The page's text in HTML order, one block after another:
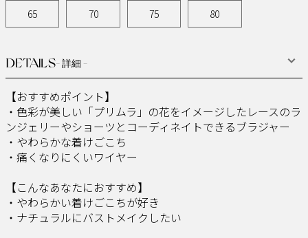
DETAILS- 詳細 -
【おすすめポイント】
・色彩が美しい「プリムラ」の花をイメージしたレースのラ
ンジェリーやショーツとコーディネイトできるブラジャー
・やわらかな着けごこち
・痛くなりにくいワイヤー
【こんなあなたにおすすめ】
・やわらかい着けごこちが好き
・ナチュラルにバストメイクしたい
65 70 75 80